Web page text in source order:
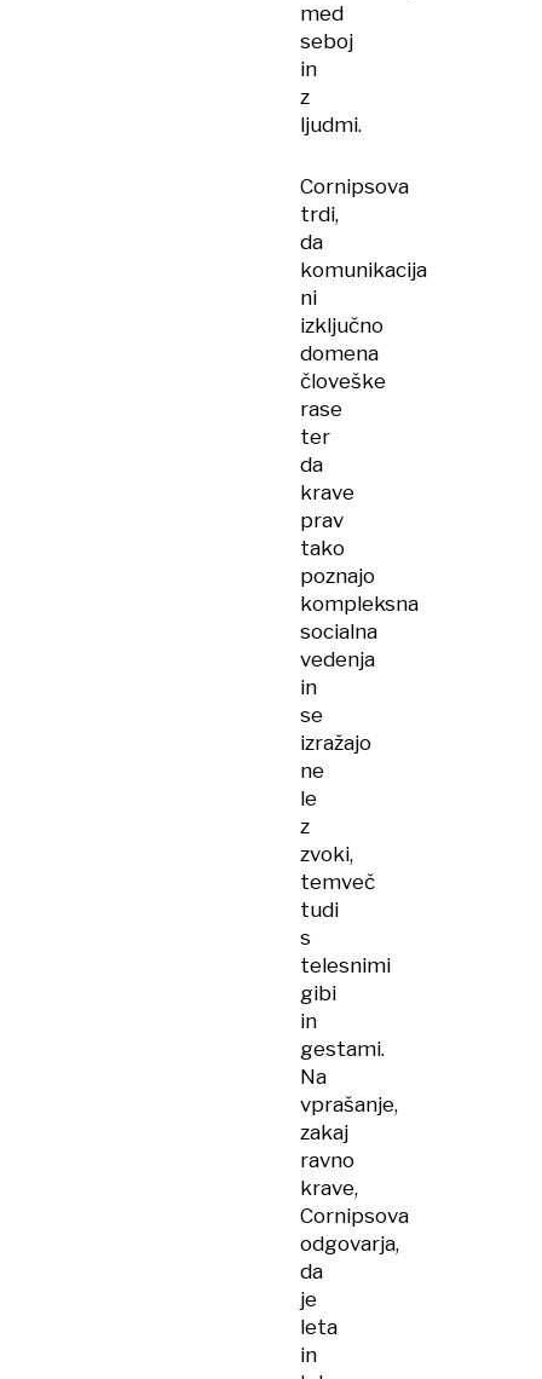
med
seboj
in
z
ljudmi.
Cornipsova
trdi,
da
komunikacija
ni
izključno
domena
človeške
rase
ter
da
krave
prav
tako
poznajo
kompleksna
socialna
vedenja
in
se
izražajo
ne
le
z
zvoki,
temveč
tudi
s
telesnimi
gibi
in
gestami.
Na
vprašanje,
zakaj
ravno
krave,
Cornipsova
odgovarja,
da
je
leta
in